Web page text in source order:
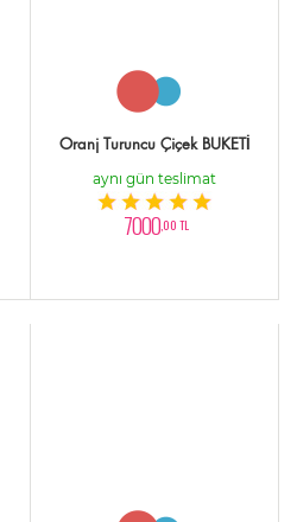
Oranj Turuncu Çiçek BUKETİ
aynı gün teslimat
7000,00 TL